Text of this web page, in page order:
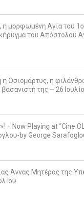
η μορφωμένη Αγία του
του Απόστολου
η Οσιομάρτυς, η
της – 26
– Now Playing at “Cine
by George
Άννας Μητέρας της